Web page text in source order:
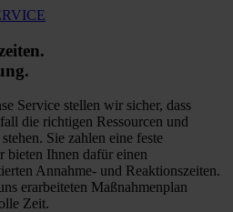
Service stellen wir sicher, dass
die richtigen Ressourcen und
Sie zahlen eine feste
bieten Ihnen dafür einen
Annahme- und Reaktionszeiten.
erarbeiteten Maßnahmenplan
Zeit.